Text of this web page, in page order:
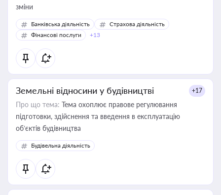
зміни
Банківська діяльність
Страхова діяльність
Фінансові послуги
+13
Земельні відносини у будівництві +17
Про що тема: Тема охоплює правове регулювання
підготовки, здійснення та введення в експлуатацію
об’єктів будівництва
Будівельна діяльність